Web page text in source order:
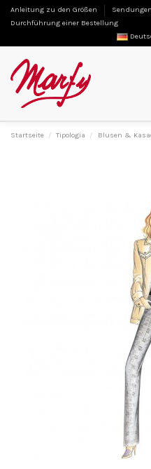
Anleitung zu den Größen
Durchführung einer Bestellung
Startseite Tipologia Blusen &